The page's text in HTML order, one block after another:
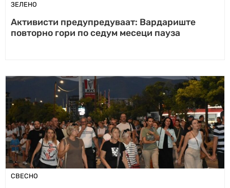
ЗЕЛЕНО
Активисти предупредуваат: Вардариште
повторно гори по седум месеци пауза
СВЕСНО